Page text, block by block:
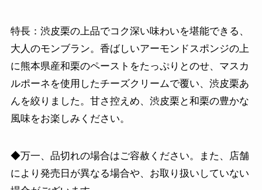
特長：渋皮栗の上品でコク深い味わいを堪能できる、
大人のモンブラン。香ばしいアーモンドスポンジの上
に熊本県産和栗のペーストをたっぷりとのせ、マスカ
ルポーネを使用したチーズクリームで覆い、渋皮栗あ
んを絞りました。甘さ控えめ、渋皮栗と和栗の豊かな
風味をお楽しみください。
◆万一、品切れの場合はご容赦ください。また、店舗
により発売日が異なる場合や、お取り扱いしていない